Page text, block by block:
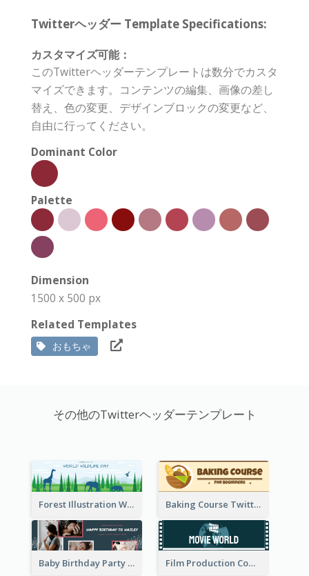
Twitterヘッダー Template Specifications:
カスタマイズ可能：
このTwitterヘッダーテンプレートは数分でカスタ
マイズできます。コンテンツの編集、画像の差し
替え、色の変更、デザインブロックの変更など、
自由に行ってください。
Dominant Color
Palette
Dimension
1500 x 500 px
Related Templates
おもちゃ
その他のTwitterヘッダーテンプレート
Forest Illustration World Wildlife Day Twitter Header Baking Course Twitter Header
Baby Birthday Party Twitter Header Film Production Company Twitter Header